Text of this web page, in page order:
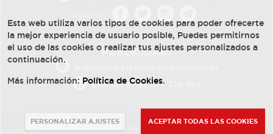
PUBLICIDAD:
684 126 573/670 726 392
Esta web utiliza varios tipos de cookies para poder ofrecerte
la mejor experiencia de usuario posible, Puedes permitirnos
el uso de las cookies o realizar tus ajustes personalizados a
continuación.
Más información: Política de Cookies.
PERSONALIZAR AJUSTES ACEPTAR TODAS LAS COOKIES